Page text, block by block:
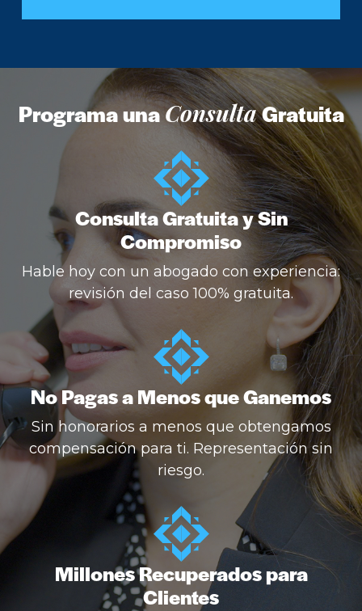
Programa unaConsultaGratuita
Consulta Gratuita y Sin
Compromiso
Hable hoy con un abogado con experiencia:
revisión del caso 100% gratuita.
No Pagas a Menos que Ganemos
Sin honorarios a menos que obtengamos
compensación para ti. Representación sin
riesgo.
Millones Recuperados para
Clientes